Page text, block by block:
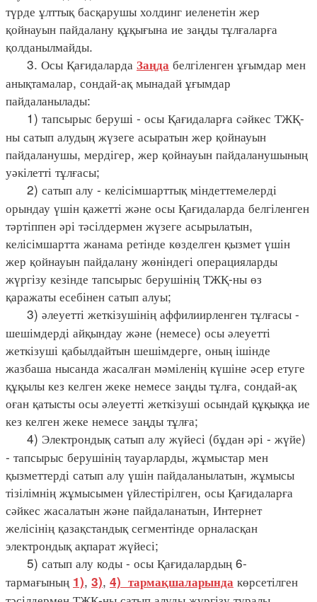
түрде ұлттық басқарушы холдинг иеленетін жер
қойнауын пайдалану құқығына ие заңды тұлғаларға
қолданылмайды.
3. Осы Қағидаларда Заңда белгіленген ұғымдар мен
анықтамалар, сондай-ақ мынадай ұғымдар
пайдаланылады:
1) тапсырыс беруші - осы Қағидаларға сәйкес ТЖҚ-
ны сатып алудың жүзеге асыратын жер қойнауын
пайдаланушы, мердігер, жер қойнауын пайдаланушының
уәкілетті тұлғасы;
2) сатып алу - келісімшарттық міндеттемелерді
орындау үшін қажетті және осы Қағидаларда белгіленген
тәртіппен әрі тәсілдермен жүзеге асырылатын,
келісімшартта жанама ретінде көзделген қызмет үшін
жер қойнауын пайдалану жөніндегі операцияларды
жүргізу кезінде тапсырыс берушінің ТЖҚ-ны өз
қаражаты есебінен сатып алуы;
3) әлеуетті жеткізушінің аффилиирленген тұлғасы -
шешімдерді айқындау және (немесе) осы әлеуетті
жеткізуші қабылдайтын шешімдерге, оның ішінде
жазбаша нысанда жасалған мәміленің күшіне әсер етуге
құқылы кез келген жеке немесе заңды тұлға, сондай-ақ
оған қатысты осы әлеуетті жеткізуші осындай құқыққа ие
кез келген жеке немесе заңды тұлға;
4) Электрондық сатып алу жүйесі (бұдан әрі - жүйе)
- тапсырыс берушінің тауарларды, жұмыстар мен
қызметтерді сатып алу үшін пайдаланылатын, жұмысы
тізілімнің жұмысымен үйлестірілген, осы Қағидаларға
сәйкес жасалатын және пайдаланатын, Интернет
желісінің қазақстандық сегментінде орналасқан
электрондық ақпарат жүйесі;
5) сатып алу коды - осы Қағидалардың 6-
тармағының 1), 3), 4) тармақшаларында көрсетілген